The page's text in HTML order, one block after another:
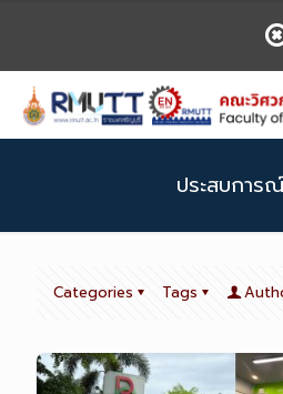
ประสบการ
Categories Tags